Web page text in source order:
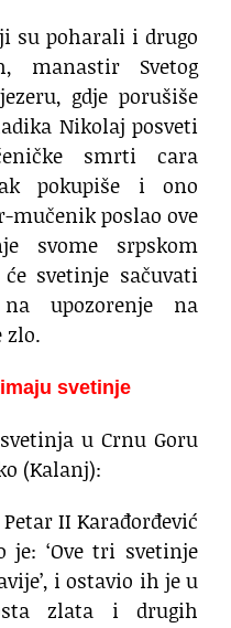
su poharali i drugo
manastir Svetog
gdje porušiše
Nikolaj posveti
smrti cara
pokupiše i ono
mučenik poslao ove
svome srpskom
svetinje sačuvati
upozorenje na
zlo.
svetinje
u Crnu Goru
(Kalanj):
II Karađorđević
je: ‘Ove tri svetinje
i ostavio ih je u
zlata i drugih